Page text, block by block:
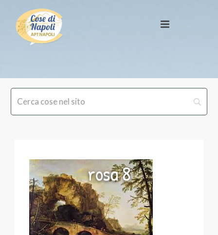
rosa 8